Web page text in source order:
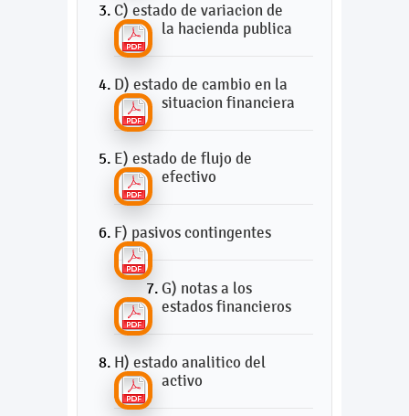
C) estado de variacion de
la hacienda publica
D) estado de cambio en la
situacion financiera
E) estado de flujo de
efectivo
F) pasivos contingentes
G) notas a los
estados financieros
H) estado analitico del
activo